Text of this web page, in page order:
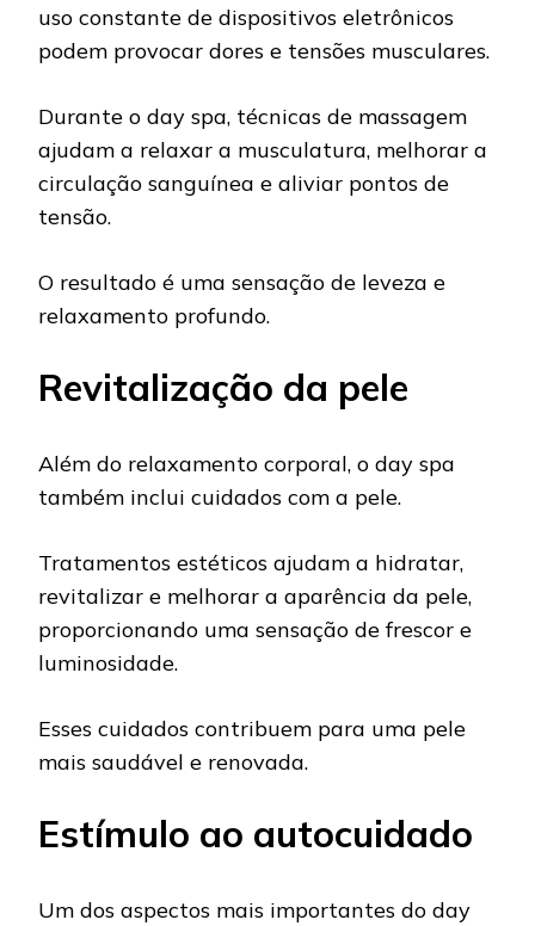
uso constante de dispositivos eletrônicos
podem provocar dores e tensões musculares.
Durante o day spa, técnicas de massagem
ajudam a relaxar a musculatura, melhorar a
circulação sanguínea e aliviar pontos de
tensão.
O resultado é uma sensação de leveza e
relaxamento profundo.
Revitalização da pele
Além do relaxamento corporal, o day spa
também inclui cuidados com a pele.
Tratamentos estéticos ajudam a hidratar,
revitalizar e melhorar a aparência da pele,
proporcionando uma sensação de frescor e
luminosidade.
Esses cuidados contribuem para uma pele
mais saudável e renovada.
Estímulo ao autocuidado
Um dos aspectos mais importantes do day